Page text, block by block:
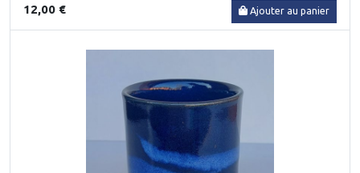
12,00 € Ajouter au panier